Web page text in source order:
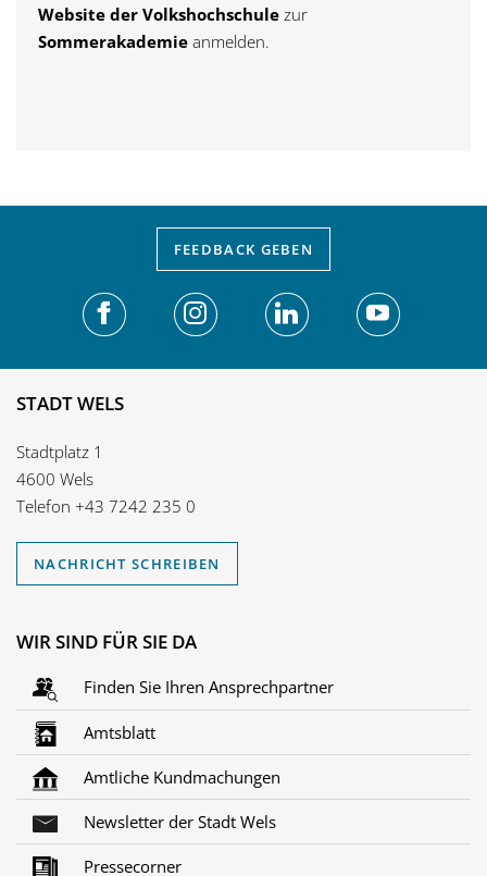
Website der Volkshochschule zur
Sommerakademie anmelden.
FEEDBACK GEBEN
STADT WELS
Stadtplatz 1
4600 Wels
Telefon +43 7242 235 0
NACHRICHT SCHREIBEN
WIR SIND FÜR SIE DA
Finden Sie Ihren Ansprechpartner
Amtsblatt
Amtliche Kundmachungen
Newsletter der Stadt Wels
Pressecorner